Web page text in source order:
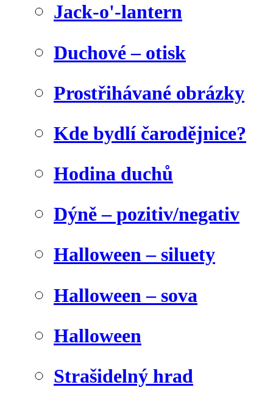
Jack-o'-lantern
Duchové – otisk
Prostřihávané obrázky
Kde bydlí čarodějnice?
Hodina duchů
Dýně – pozitiv/negativ
Halloween – siluety
Halloween – sova
Halloween
Strašidelný hrad